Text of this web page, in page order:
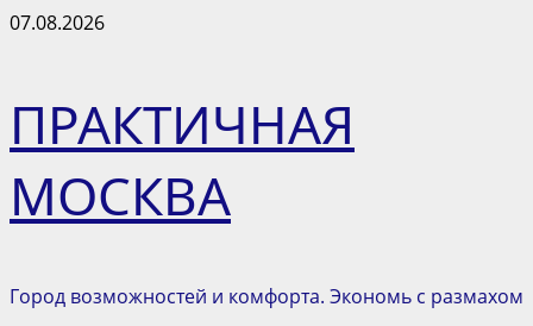
Перейти
07.08.2026
ПРАКТИЧНАЯ
МОСКВА
Город возможностей и комфорта. Экономь с размахом